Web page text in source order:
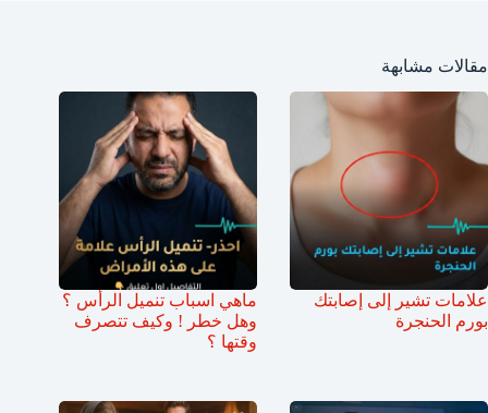
مقالات مشابهة
علامات تشير إلى إصابتك
بورم الحنجرة
ماهي اسباب تنميل الرأس ؟
وهل خطر ! وكيف تتصرف
وقتها ؟